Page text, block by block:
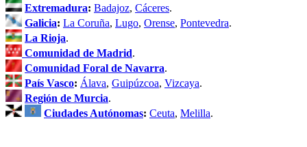
Extremadura: Badajoz, Cáceres.
Galicia: La Coruña, Lugo, Orense, Pontevedra.
La Rioja.
Comunidad de Madrid.
Comunidad Foral de Navarra.
País Vasco: Álava, Guipúzcoa, Vizcaya.
Región de Murcia.
Ciudades Autónomas: Ceuta, Melilla.